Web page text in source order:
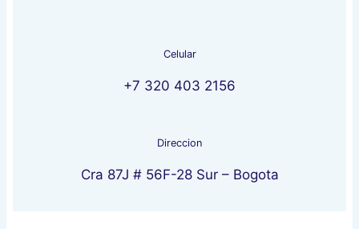
Celular
+7 320 403 2156
Direccion
Cra 87J # 56F-28 Sur – Bogota